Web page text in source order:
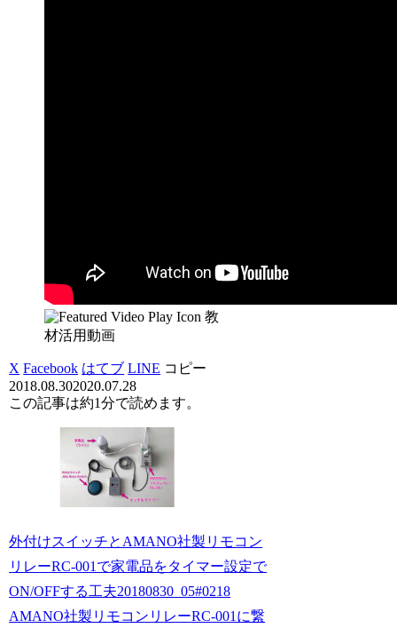
教
材活用動画
X Facebook はてブ LINE コピー
2018.08.302020.07.28
この記事は約1分で読めます。
外付けスイッチとAMANO社製リモコン
リレーRC-001で家電品をタイマー設定で
ON/OFFする工夫20180830_05#0218
AMANO社製リモコンリレーRC-001に繋